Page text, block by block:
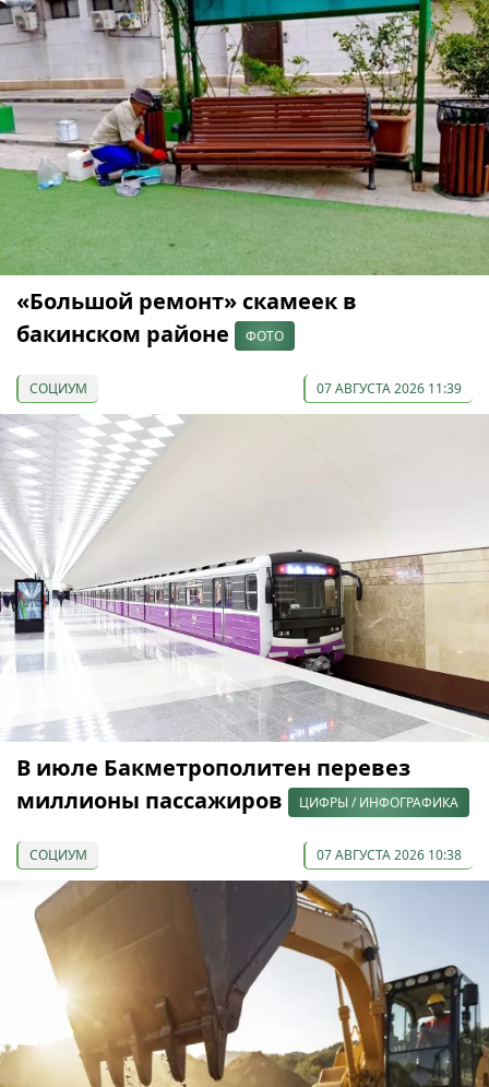
«Большой ремонт» скамеек в
бакинском районе
ФОТО
СОЦИУМ 07 АВГУСТА 2026 11:39
В июле Бакметрополитен перевез
миллионы пассажиров
ЦИФРЫ / ИНФОГРАФИКА
СОЦИУМ 07 АВГУСТА 2026 10:38